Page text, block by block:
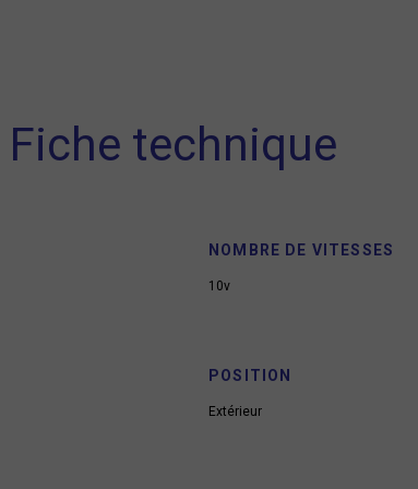
Fiche technique
NOMBRE DE VITESSES
10v
POSITION
Extérieur